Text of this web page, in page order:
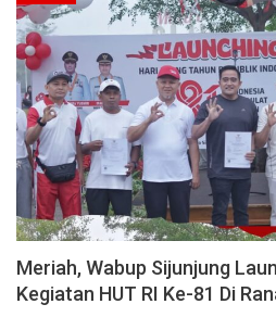
Meriah, Wabup Sijunjung
Kegiatan HUT RI Ke-81 Di